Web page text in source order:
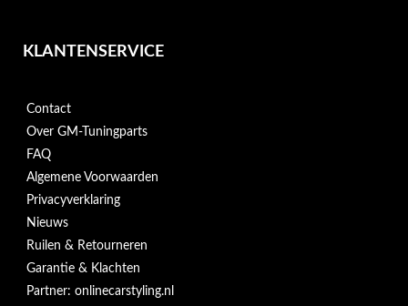
KLANTENSERVICE
Contact
Over GM-Tuningparts
FAQ
Algemene Voorwaarden
Privacyverklaring
Nieuws
Ruilen & Retourneren
Garantie & Klachten
Partner: onlinecarstyling.nl